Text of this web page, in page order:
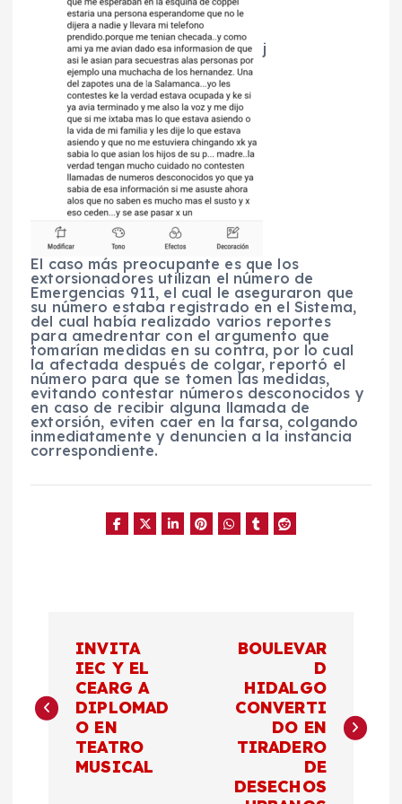
j
El caso más preocupante es que los
extorsionadores utilizan el número de
Emergencias 911, el cual le aseguraron que
su número estaba registrado en el Sistema,
del cual había realizado varios reportes
para amedrentar con el argumento que
tomarían medidas en su contra, por lo cual
la afectada después de colgar, reportó el
número para que se tomen las medidas,
evitando contestar números desconocidos y
en caso de recibir alguna llamada de
extorsión, eviten caer en la farsa, colgando
inmediatamente y denuncien a la instancia
correspondiente.
v
INVITA
IEC Y EL
CEARG A
DIPLOMAD
O EN
TEATRO
MUSICAL
BOULEVAR
D
HIDALGO
CONVERTI
DO EN
TIRADERO
DE
DESECHOS